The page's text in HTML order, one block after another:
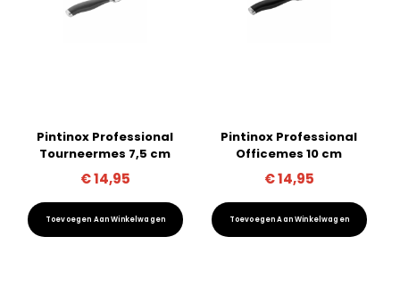
Pintinox Professional
Tourneermes 7,5 cm
€14,95
Toevoegen Aan Winkelwagen
Pintinox Professional
Officemes 10 cm
€14,95
Toevoegen Aan Winkelwagen